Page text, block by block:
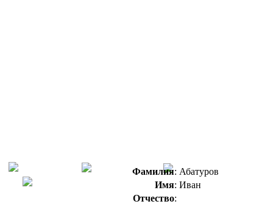
Фамилия: Абатуров
Имя: Иван
Отчество: